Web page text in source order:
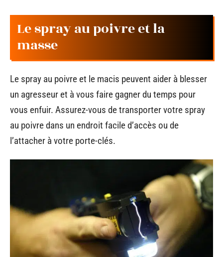
Le spray au poivre et la
masse
Le spray au poivre et le macis peuvent aider à blesser
un agresseur et à vous faire gagner du temps pour
vous enfuir. Assurez-vous de transporter votre spray
au poivre dans un endroit facile d’accès ou de
l’attacher à votre porte-clés.